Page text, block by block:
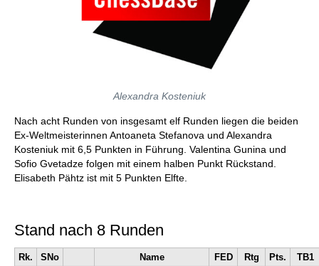
Alexandra Kosteniuk
Nach acht Runden von insgesamt elf Runden liegen die beiden
Ex-Weltmeisterinnen Antoaneta Stefanova und Alexandra
Kosteniuk mit 6,5 Punkten in Führung. Valentina Gunina und
Sofio Gvetadze folgen mit einem halben Punkt Rückstand.
Elisabeth Pähtz ist mit 5 Punkten Elfte.
Stand nach 8 Runden
Rk. SNo Name FED Rtg Pts.
TB1